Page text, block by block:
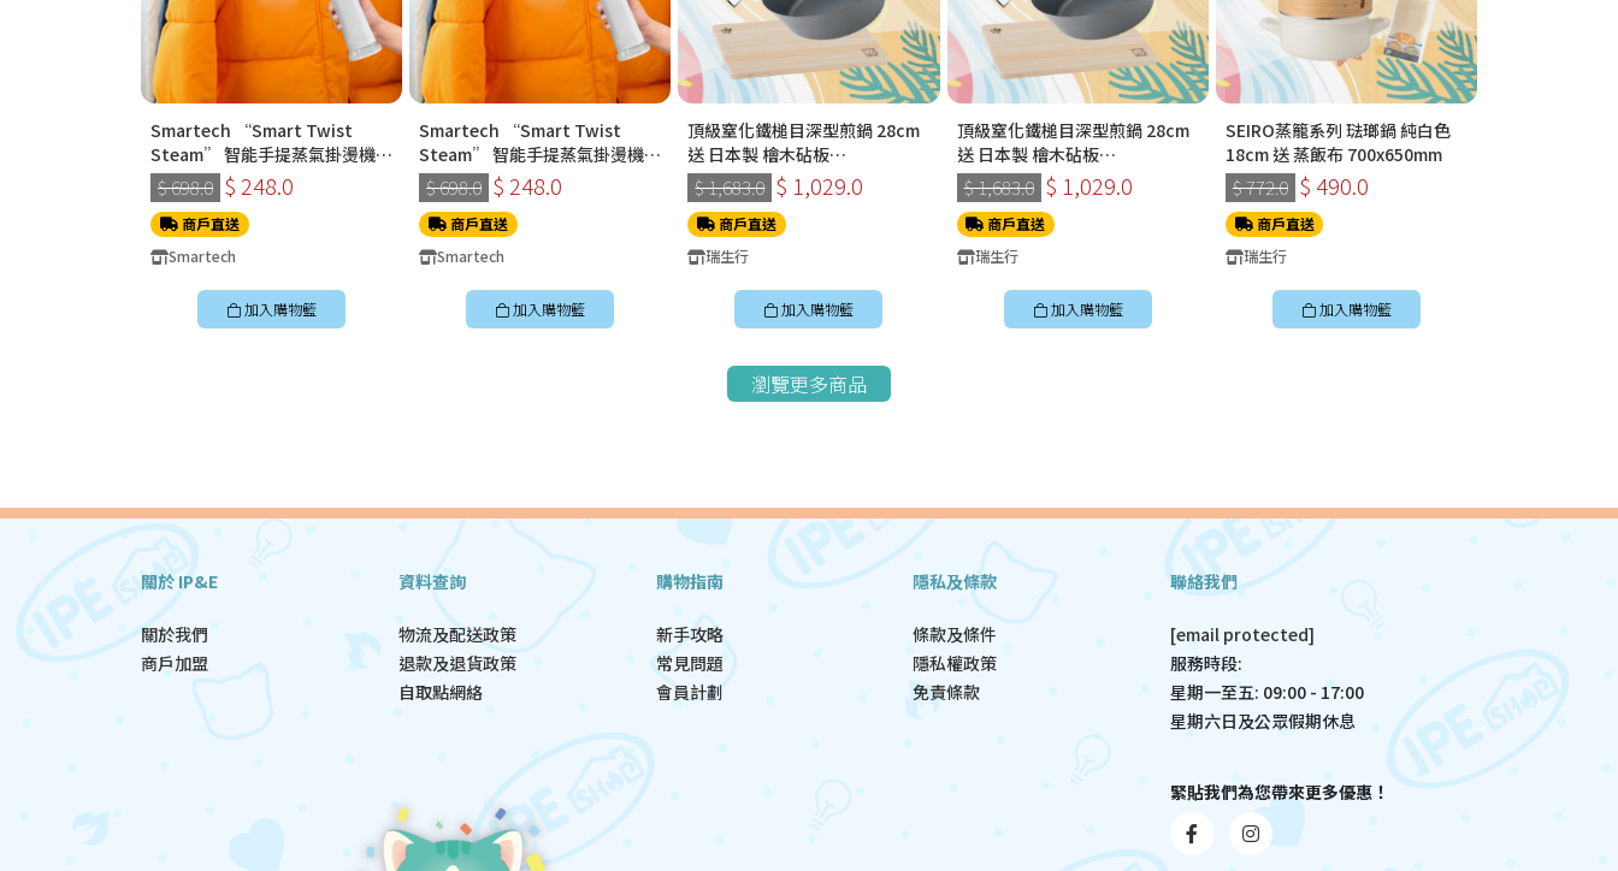
Smartech “Smart Twist
Steam” 智能手提蒸氣掛燙機
(SS-8108)
$ 698.0 $ 248.0
商戶直送
Smartech
加入購物籃
Smartech “Smart Twist
Steam” 智能手提蒸氣掛燙機
(SS-8108)
$ 698.0 $ 248.0
商戶直送
Smartech
加入購物籃
頂級窒化鐵槌目深型煎鍋 28cm
送 日本製 檜木砧板
360*210*15mm
$ 1,683.0 $ 1,029.0
商戶直送
瑞生行
加入購物籃
頂級窒化鐵槌目深型煎鍋 28cm
送 日本製 檜木砧板
360*210*15mm
$ 1,683.0 $ 1,029.0
商戶直送
瑞生行
加入購物籃
SEIRO蒸籠系列 琺瑯鍋 純白色
18cm 送 蒸飯布 700x650mm
$ 772.0 $ 490.0
商戶直送
瑞生行
加入購物籃
瀏覽更多商品
關於 IP&E
關於我們
商戶加盟
資料查詢
物流及配送政策
退款及退貨政策
自取點網絡
購物指南
新手攻略
常見問題
會員計劃
隱私及條款
條款及條件
隱私權政策
免責條款
聯絡我們
[email protected]
服務時段:
星期一至五: 09:00 - 17:00
星期六日及公眾假期休息
緊貼我們為您帶來更多優惠！